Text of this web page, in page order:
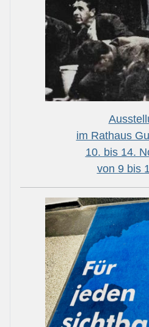
im Rathaus
10. bis 14.
von 9 bis